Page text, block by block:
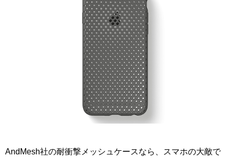
AndMesh社の耐衝撃メッシュケースなら、スマホの大敵で